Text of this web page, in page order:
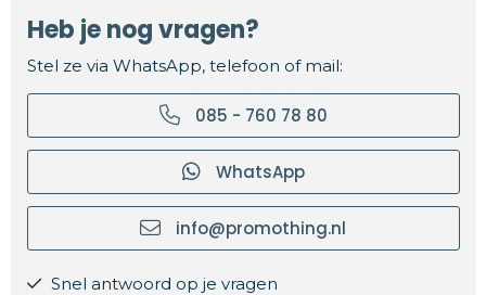
Heb je nog vragen?
Stel ze via WhatsApp, telefoon of mail:
085 - 760 78 80
WhatsApp
info@promothing.nl
Snel antwoord op je vragen